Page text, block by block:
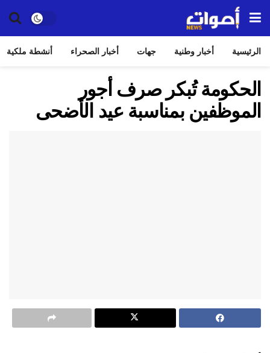
الرئيسية أخبار وطنية جهات أخبار الصحراء أنشطة ملكية
الحكومة تُبكر صرف أجور
الموظفين بمناسبة عيد الأضحى